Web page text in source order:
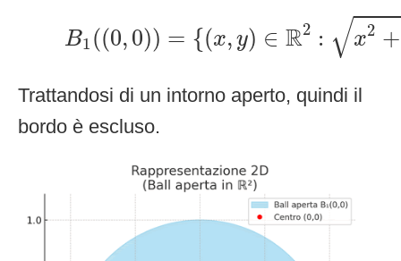
B1 ((0,0)) = {(x, y) ∈ R2 : √x2 +
2+y2
Trattandosi di un intorno aperto, quindi il
bordo è escluso.